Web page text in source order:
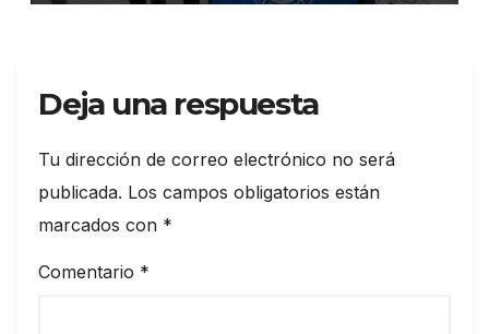
Deja una respuesta
Tu dirección de correo electrónico no será
publicada. Los campos obligatorios están
marcados con *
Comentario *